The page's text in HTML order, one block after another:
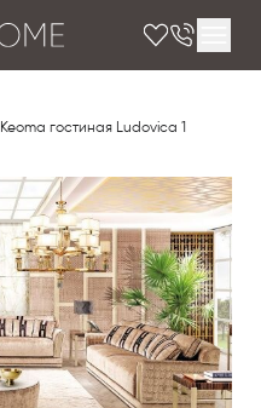
Keoma гостиная Ludovica 1